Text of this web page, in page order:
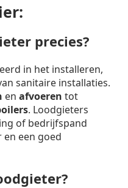
precies?
in het installeren,
sanitaire installaties.
en afvoeren tot
. Loodgieters
of bedrijfspand
een goed